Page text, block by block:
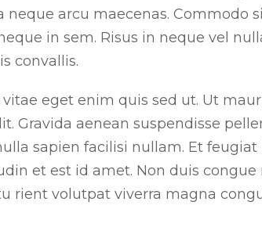
arcu maecenas. Commodo
in sem. Risus in neque vel
convallis.
eget enim quis sed ut. Ut
Gravida aenean suspendisse
sapien facilisi nullam. Et
et est id amet. Non duis congue
rient volutpat viverra magna